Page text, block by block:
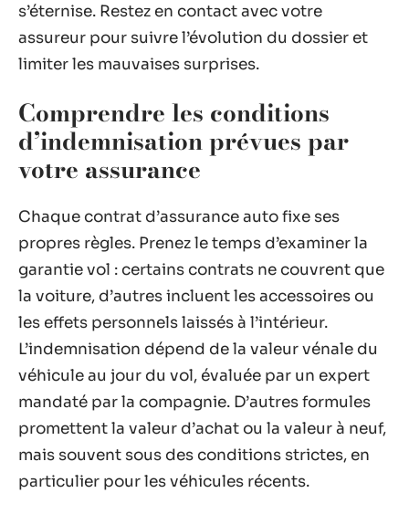
s’éternise. Restez en contact avec votre
assureur pour suivre l’évolution du dossier et
limiter les mauvaises surprises.
Comprendre les conditions
d’indemnisation prévues par
votre assurance
Chaque contrat d’assurance auto fixe ses
propres règles. Prenez le temps d’examiner la
garantie vol : certains contrats ne couvrent que
la voiture, d’autres incluent les accessoires ou
les effets personnels laissés à l’intérieur.
L’indemnisation dépend de la valeur vénale du
véhicule au jour du vol, évaluée par un expert
mandaté par la compagnie. D’autres formules
promettent la valeur d’achat ou la valeur à neuf,
mais souvent sous des conditions strictes, en
particulier pour les véhicules récents.